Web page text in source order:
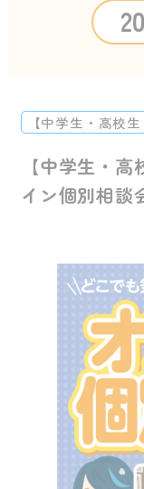
【中学生・
イン個別相談
【中学生・高校